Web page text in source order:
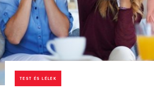
TEST ÉS LÉLEK